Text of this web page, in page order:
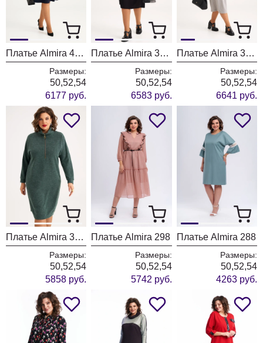
Платье Almira 407 синий
Размеры:
50,52,54
6177 руб.
Платье Almira 398/1 черный
Размеры:
50,52,54
6583 руб.
Платье Almira 369 серый
Размеры:
50,52,54
6641 руб.
Платье Almira 383 зелёный
Размеры:
50,52,54
5858 руб.
Платье Almira 298
Размеры:
50,52,54
5742 руб.
Платье Almira 288
Размеры:
50,52,54
4263 руб.